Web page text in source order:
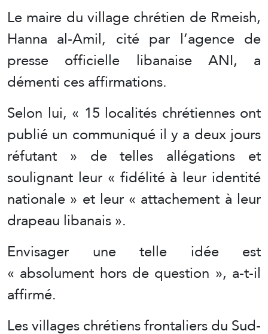
Le maire du village chrétien de Rmeish,
Hanna al-Amil, cité par l’agence de
presse officielle libanaise ANI, a
démenti ces affirmations.
Selon lui, « 15 localités chrétiennes ont
publié un communiqué il y a deux jours
réfutant » de telles allégations et
soulignant leur « fidélité à leur identité
nationale » et leur « attachement à leur
drapeau libanais ».
Envisager une telle idée est
« absolument hors de question », a-t-il
affirmé.
Les villages chrétiens frontaliers du Sud-